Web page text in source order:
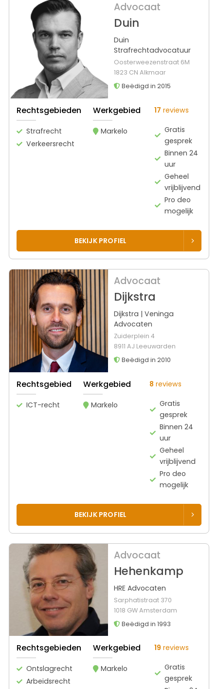
Advocaat
Duin
Duin
Strafrechtadvocatuur
Oosterweezenstraat 6M
1823 CN Alkmaar
Beëdigd in 2015
Rechtsgebieden
Strafrecht
Verkeersrecht
Werkgebied
Markelo
17 reviews
Gratis
gesprek
Binnen 24
uur
Geheel
vrijblijvend
Pro deo
mogelijk
BEKIJK PROFIEL
Advocaat
Dijkstra
Dijkstra | Veninga
Advocaten
Zuiderplein 4
8911 AJ Leeuwarden
Beëdigd in 2010
Rechtsgebied
ICT-recht
Werkgebied
Markelo
8 reviews
Gratis
gesprek
Binnen 24
uur
Geheel
vrijblijvend
Pro deo
mogelijk
BEKIJK PROFIEL
Advocaat
Hehenkamp
HRE Advocaten
Sarphatistraat 370
1018 GW Amsterdam
Beëdigd in 1993
Rechtsgebieden
Ontslagrecht
Arbeidsrecht
Werkgebied
Markelo
19 reviews
Gratis
gesprek